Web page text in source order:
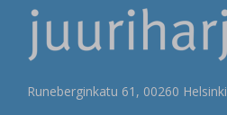
Runeberginkatu 61, 00260 Helsinki